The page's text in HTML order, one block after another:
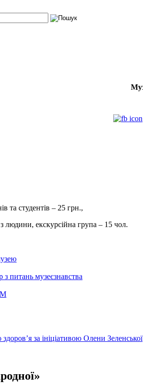
та студентів – 25 грн.,
з людини, екскурсійна група – 15
питань музеєзнавства
за ініціативою Олени Зеленської